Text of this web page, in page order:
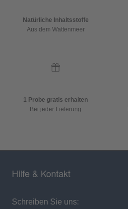
Natürliche Inhaltsstoffe
Aus dem Wattenmeer
1 Probe gratis erhalten
Bei jeder Lieferung
Hilfe & Kontakt
Schreiben Sie uns: